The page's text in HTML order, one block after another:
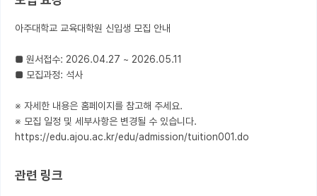
재팬라운지 🌸
아주대학교 교육대학원 신입생 모집 안내
■ 원서접수: 2026.04.27 ~ 2026.05.11
■ 모집과정: 석사
※ 자세한 내용은 홈페이지를 참고해 주세요.
※ 모집 일정 및 세부사항은 변경될 수 있습니다.
https://edu.ajou.ac.kr/edu/admission/tuition001.do
관련 링크